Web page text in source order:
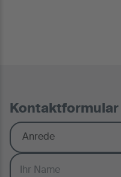
Kontaktformular